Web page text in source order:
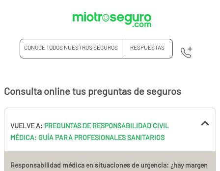
CONOCE TODOS NUESTROS SEGUROS RESPUESTAS
Consulta online tus preguntas de seguros
VUELVE A: PREGUNTAS DE RESPONSABILIDAD CIVIL
MÉDICA: GUÍA PARA PROFESIONALES SANITARIOS
Responsabilidad médica en situaciones de urgencia: ¿hay margen